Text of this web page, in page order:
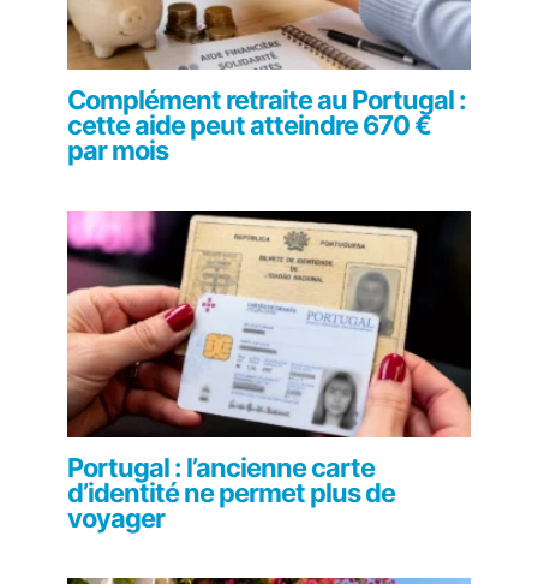
Complément retraite au Portugal :
cette aide peut atteindre 670 €
par mois
Portugal : l’ancienne carte
d’identité ne permet plus de
voyager